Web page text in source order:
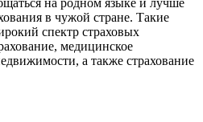
на родном языке и лучше
в чужой стране. Такие
спектр страховых
медицинское
а также страхование